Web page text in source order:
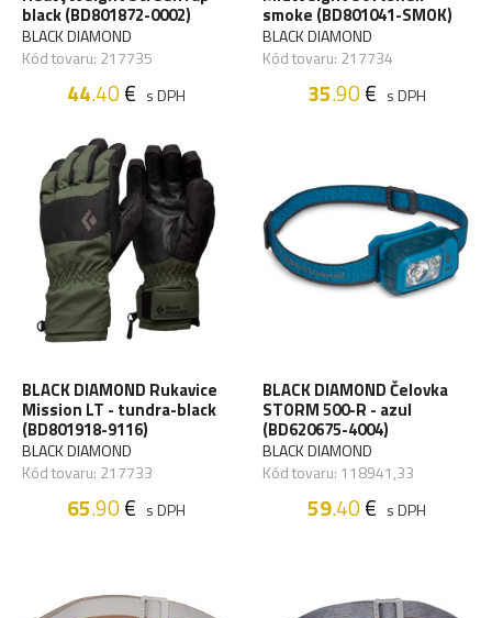
black (BD801872-0002)
BLACK DIAMOND
Kód tovaru: 217735
44.40€ s DPH
smoke (BD801041-SMOK)
BLACK DIAMOND
Kód tovaru: 217734
35.90€ s DPH
BLACK DIAMOND Rukavice
Mission LT - tundra-black
(BD801918-9116)
BLACK DIAMOND
Kód tovaru: 217733
65.90€ s DPH
BLACK DIAMOND Čelovka
STORM 500-R - azul
(BD620675-4004)
BLACK DIAMOND
Kód tovaru: 118941,33
59.40€ s DPH